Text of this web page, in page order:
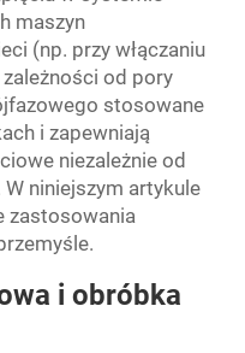
maszyn
(np. przy włączaniu
od pory
stosowane
i zapewniają
niezależnie od
niniejszym artykule
zastosowania
i obróbka